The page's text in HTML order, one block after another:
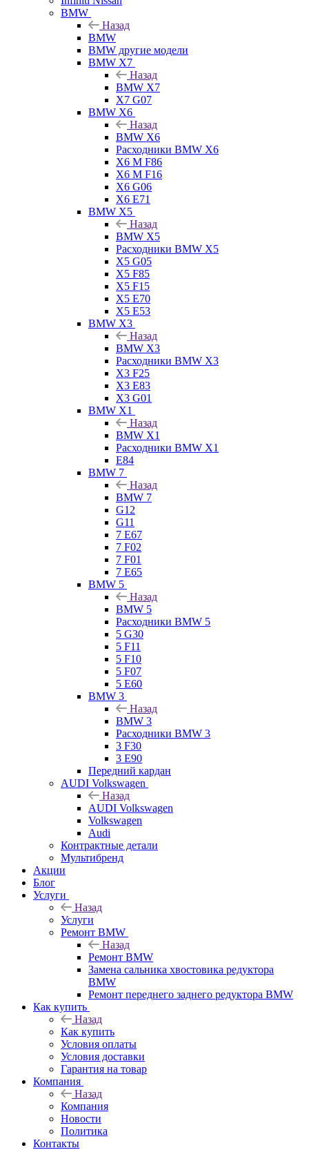
BMW
Назад
BMW
BMW другие модели
BMW X7
Назад
BMW X7
X7 G07
BMW X6
Назад
BMW X6
Расходники BMW X6
X6 M F86
X6 M F16
X6 G06
X6 E71
BMW X5
Назад
BMW X5
Расходники BMW X5
X5 G05
X5 F85
X5 F15
X5 E70
X5 E53
BMW X3
Назад
BMW X3
Расходники BMW X3
X3 F25
X3 E83
X3 G01
BMW X1
Назад
BMW X1
Расходники BMW X1
E84
BMW 7
Назад
BMW 7
G12
G11
7 Е67
7 F02
7 F01
7 E65
BMW 5
Назад
BMW 5
Расходники BMW 5
5 G30
5 F11
5 F10
5 F07
5 E60
BMW 3
Назад
BMW 3
Расходники BMW 3
3 F30
3 E90
Передний кардан
AUDI Volkswagen
Назад
AUDI Volkswagen
Volkswagen
Audi
Контрактные детали
Мультибренд
Акции
Блог
Услуги
Назад
Услуги
Ремонт BMW
Назад
Ремонт BMW
Замена сальника хвостовика редуктора
BMW
Ремонт переднего заднего редуктора BMW
Как купить
Назад
Как купить
Условия оплаты
Условия доставки
Гарантия на товар
Компания
Назад
Компания
Новости
Политика
Контакты